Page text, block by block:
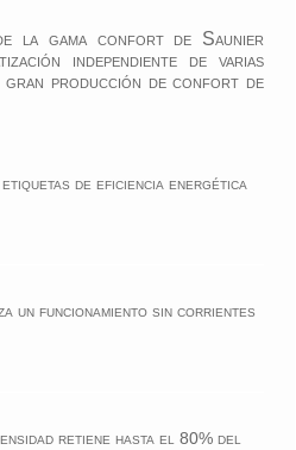
la gama confort de Saunier
independiente de varias
gran producción de confort de
etiquetas de eficiencia energética
un funcionamiento sin corrientes
retiene hasta el 80% del